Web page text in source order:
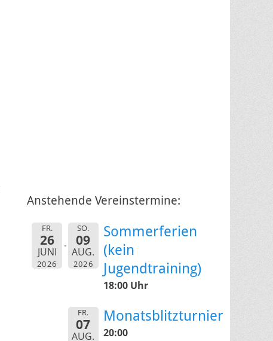
Anstehende Vereinstermine:
FR.
26
JUNI
2026
SO.
09
AUG.
2026
Sommerferien
(kein
Jugendtraining)
18:00 Uhr
FR.
07
AUG.
Monatsblitzturnier
20:00